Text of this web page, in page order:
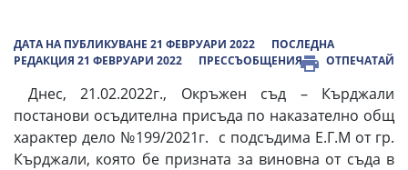
ДАТА НА ПУБЛИКУВАНЕ 21 ФЕВРУАРИ 2022
ПОСЛЕДНА
РЕДАКЦИЯ 21 ФЕВРУАРИ 2022
ПРЕССЪОБЩЕНИЯ ОТПЕЧАТАЙ
Днес, 21.02.2022г., Окръжен съд – Кърджали
постанови осъдителна присъда по наказателно общ
характер дело №199/2021г. с подсъдима Е.Г.М от гр.
Кърджали, която бе призната за виновна от съда в